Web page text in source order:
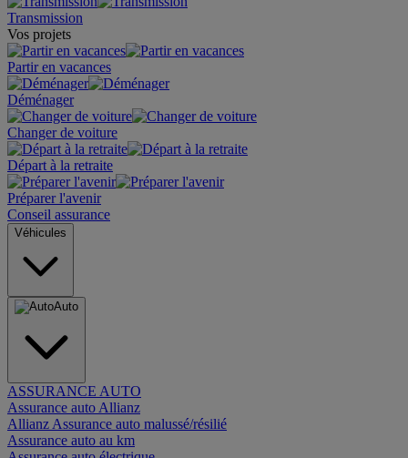
Transmission
Vos projets
Partir en vacances
Déménager
Changer de voiture
Départ à la retraite
Préparer l'avenir
Conseil assurance
Véhicules
Auto
ASSURANCE AUTO
Assurance auto Allianz
Allianz Assurance auto malussé/résilié
Assurance auto au km